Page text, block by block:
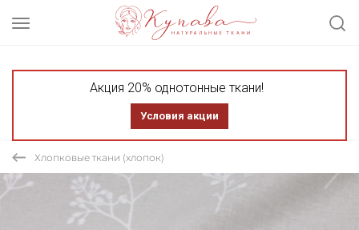
Акция 20% однотонные ткани!
Условия акции
Хлопковые ткани (хлопок)